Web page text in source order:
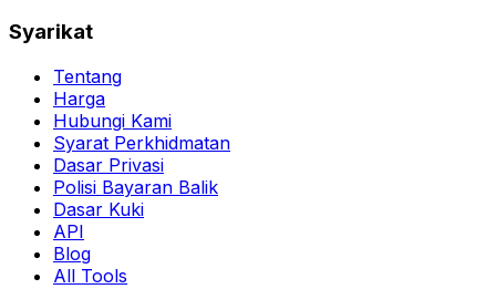
Syarikat
Tentang
Harga
Hubungi Kami
Syarat Perkhidmatan
Dasar Privasi
Polisi Bayaran Balik
Dasar Kuki
API
Blog
All Tools